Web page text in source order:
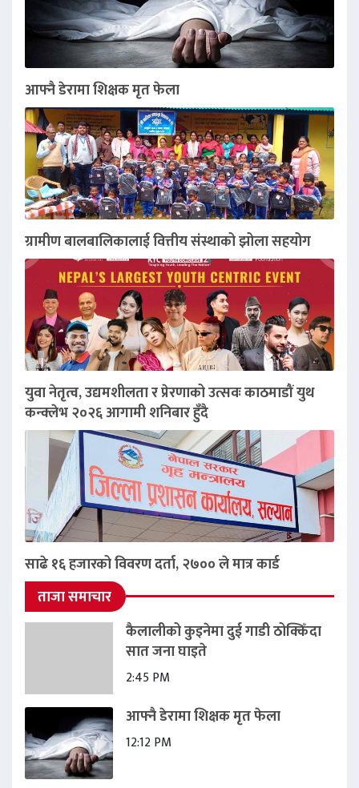
आफ्नै डेरामा शिक्षक मृत फेला
ग्रामीण बालबालिकालाई वित्तीय संस्थाको झोला सहयोग
युवा नेतृत्व, उद्यमशीलता र प्रेरणाको उत्सवः काठमाडौं युथ
कन्क्लेभ २०२६ आगामी शनिबार हुँदै
साढे १६ हजारको विवरण दर्ता, २७०० ले मात्र कार्ड
ताजा समाचार
कैलालीको कुइनेमा दुई गाडी ठोक्किँदा
सात जना घाइते
2:45 PM
आफ्नै डेरामा शिक्षक मृत फेला
12:12 PM